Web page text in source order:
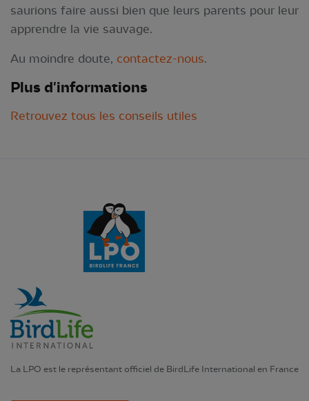
saurions faire aussi bien que leurs parents pour leur
apprendre la vie sauvage.
Au moindre doute, contactez-nous.
Plus d'informations
Retrouvez tous les conseils utiles
La LPO est le représentant officiel de BirdLife International en France